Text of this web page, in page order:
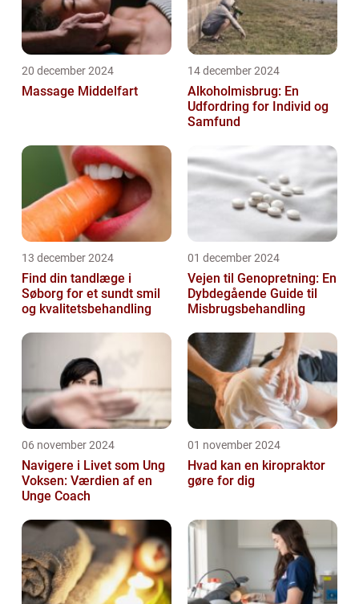
20 december 2024
Massage Middelfart
14 december 2024
Alkoholmisbrug: En
Udfordring for Individ og
Samfund
13 december 2024
Find din tandlæge i
Søborg for et sundt smil
og kvalitetsbehandling
01 december 2024
Vejen til Genopretning: En
Dybdegående Guide til
Misbrugsbehandling
06 november 2024
Navigere i Livet som Ung
Voksen: Værdien af en
Unge Coach
01 november 2024
Hvad kan en kiropraktor
gøre for dig